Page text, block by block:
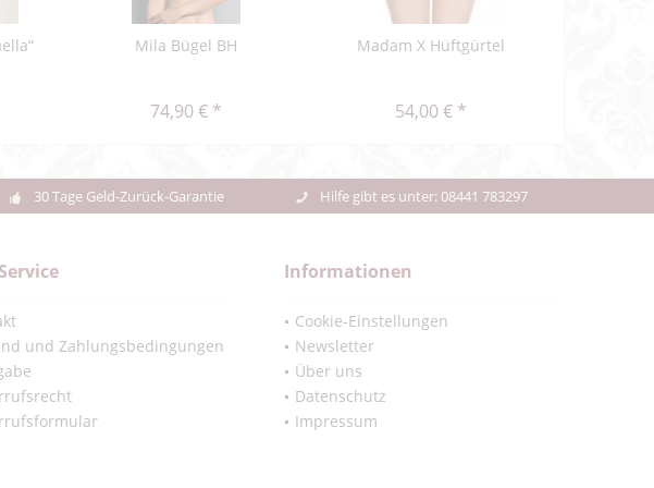
Mila Bügel BH
74,90 € *
Madam X Hüftgürtel
54,00 € *
30 Tage Geld-Zurück-Garantie Hilfe gibt es unter: 08441 783297
und Zahlungsbedingungen
Informationen
Cookie-Einstellungen
Newsletter
Über uns
Datenschutz
Impressum